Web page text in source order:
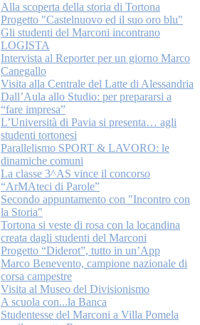
Alla scoperta della storia di Tortona
Progetto "Castelnuovo ed il suo oro blu"
Gli studenti del Marconi incontrano
LOGISTA
Intervista al Reporter per un giorno Marco
Canegallo
Visita alla Centrale del Latte di Alessandria
Dall’Aula allo Studio: per prepararsi a
“fare impresa”
L’Università di Pavia si presenta… agli
studenti tortonesi
Parallelismo SPORT & LAVORO: le
dinamiche comuni
La classe 3^AS vince il concorso
“ArMAteci di Parole”
Secondo appuntamento con "Incontro con
la Storia"
Tortona si veste di rosa con la locandina
creata dagli studenti del Marconi
Progetto “Diderot”, tutto in un’App
Marco Benevento, campione nazionale di
corsa campestre
Visita al Museo del Divisionismo
A scuola con...la Banca
Studentesse del Marconi a Villa Pomela